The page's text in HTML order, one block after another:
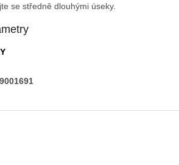
se středně dlouhými úseky.